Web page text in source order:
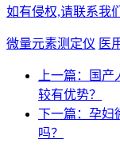
如有侵权,请联系我
微量元素测定仪 医
上一篇：国
较有优势？
下一篇：孕妇
吗？